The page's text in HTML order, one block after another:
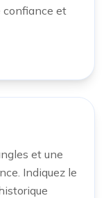
confiance et
et une
Indiquez le